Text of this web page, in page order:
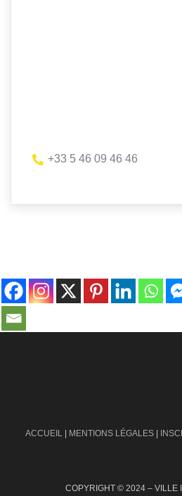
+33 5 46 09 46 46
ACCUEIL | MENTIONS LÉGALES |
COPYRIGHT © 2024 – VILLE